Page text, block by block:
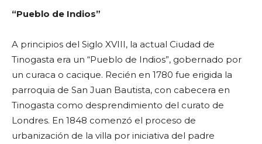
“Pueblo de Indios”
A principios del Siglo XVIII, la actual Ciudad de
Tinogasta era un “Pueblo de Indios”, gobernado por
un curaca o cacique. Recién en 1780 fue erigida la
parroquia de San Juan Bautista, con cabecera en
Tinogasta como desprendimiento del curato de
Londres. En 1848 comenzó el proceso de
urbanización de la villa por iniciativa del padre